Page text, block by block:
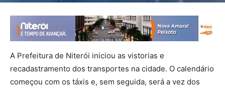
A Prefeitura de Niterói iniciou as vistorias e
recadastramento dos transportes na cidade. O calendário
começou com os táxis e, sem seguida, será a vez dos